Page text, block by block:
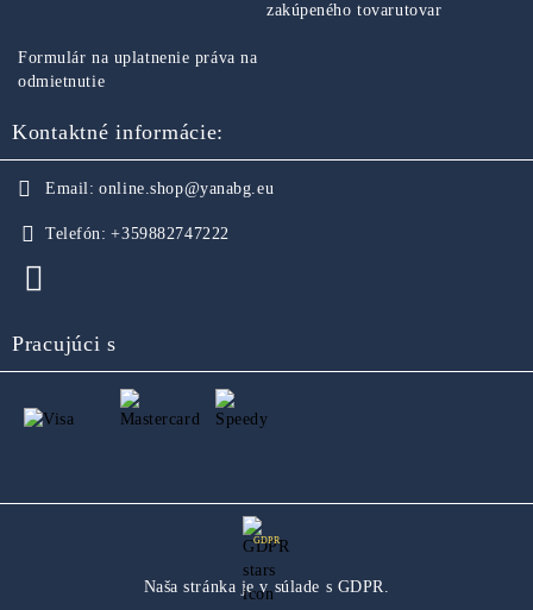
zakúpeného tovarutovar
Formulár na uplatnenie práva na
odmietnutie
Kontaktné informácie:
Email: online.shop@yanabg.eu
Telefón: +359882747222
Pracujúci s
GDPR
Naša stránka je v súlade s GDPR.